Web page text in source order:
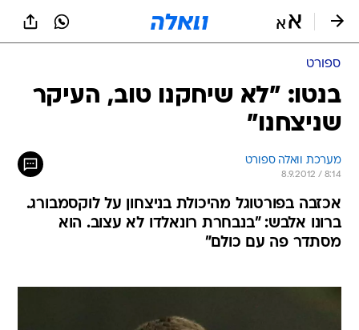
ספורט
בנטו: "לא שיחקנו טוב, העיקר
שניצחנו"
מערכת וואלה ספורט
8.9.2012 / 8:14
אכזבה בפורטוגל מהיכולת בניצחון על לוקסמבורג.
ברונו אלבש: "בנבחרת רונאלדו לא עצוב. הוא
מסתדר פה עם כולם"